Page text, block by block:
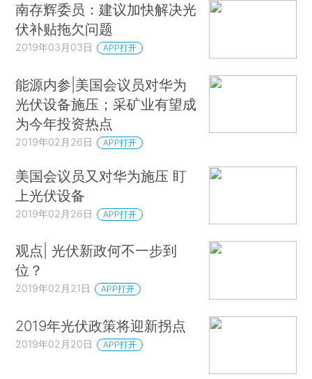
南存辉委员：建议加快解决光
伏补贴拖欠问题
2019年03月03日 APP打开
能源内参|美国会议员对华为
光伏设备施压；采矿业有望成
为今年投资热点
2019年02月26日 APP打开
美国会议员又对华为施压 盯
上光伏设备
2019年02月26日 APP打开
观点| 光伏新政何不一步到
位？
2019年02月21日 APP打开
2019年光伏政策将迎新拐点
2019年02月20日 APP打开